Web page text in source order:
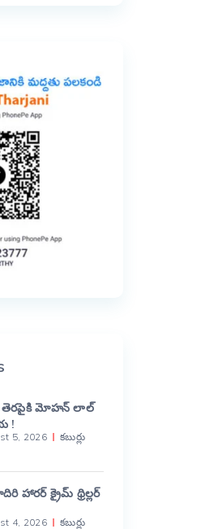
తెరపైకి మోహన్ లాల్
!
5, 2026 కబుర్లు
హారర్ క్రైమ్ థ్రిల్లర్
4, 2026 కబుర్లు